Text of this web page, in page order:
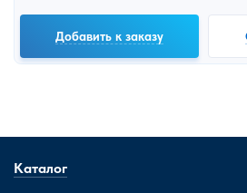
Добавить к заказу
Каталог